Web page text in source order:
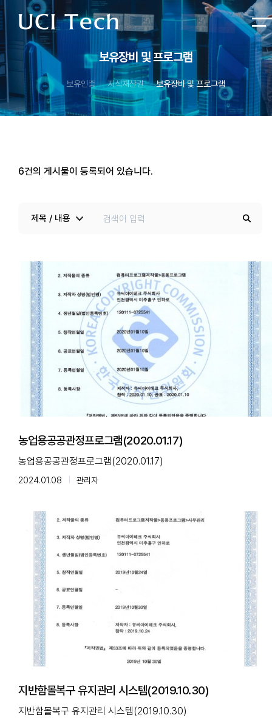
보유장비 및 프로그램
보유인증 지식재산권 보유장비 및 프로그램
6건의 게시물이 등록되어 있습니다.
제목 / 내용
농업용공공관정프로그램(2020.01.17)
농업용공공관정프로그램(2020.01.17)
2024.01.08 관리자
지반함몰복구 유지관리 시스템(2019.10.30)
지반함몰복구 유지관리 시스템(2019.10.30)